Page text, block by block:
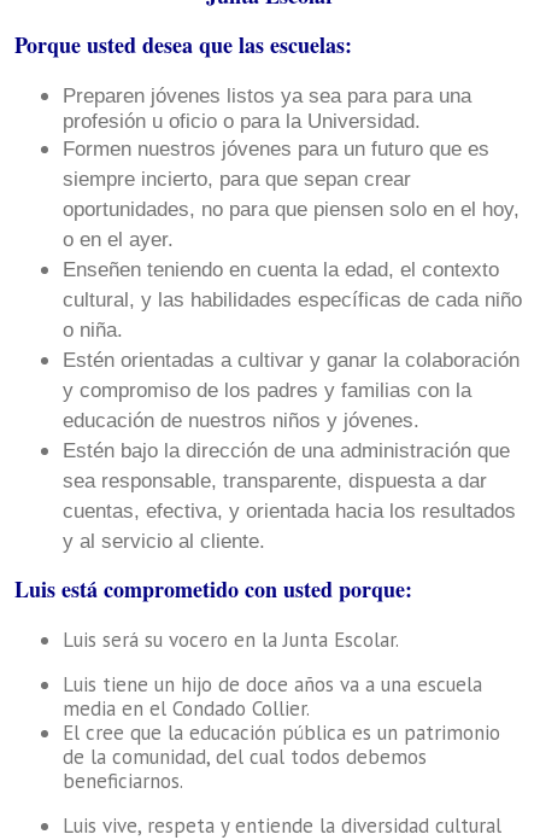
Porque usted desea que las escuelas:
Preparen jóvenes listos ya sea para para una
profesión u oficio o para la Universidad.
Formen nuestros jóvenes para un futuro que es
siempre incierto, para que sepan crear
oportunidades, no para que piensen solo en el hoy,
o en el ayer.
Enseñen teniendo en cuenta la edad, el contexto
cultural, y las habilidades específicas de cada niño
o niña.
Estén orientadas a cultivar y ganar la colaboración
y compromiso de los padres y familias con la
educación de nuestros niños y jóvenes.
Estén bajo la dirección de una administración que
sea responsable, transparente, dispuesta a dar
cuentas, efectiva, y orientada hacia los resultados
y al servicio al cliente.
Luis está comprometido con usted porque:
Luis será su vocero en la Junta Escolar.
Luis tiene un hijo de doce años va a una escuela
media en el Condado Collier.
El cree que la educación pública es un patrimonio
de la comunidad, del cual todos debemos
beneficiarnos.
Luis vive, respeta y entiende la diversidad cultural